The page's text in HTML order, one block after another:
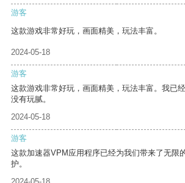
游客
这款游戏非常好玩，画面精美，玩法丰富。
2024-05-18
游客
这款游戏非常好玩，画面精美，玩法丰富。我已
没有玩腻。
2024-05-18
游客
这款加速器VPM应用程序已经为我们带来了无限
护。